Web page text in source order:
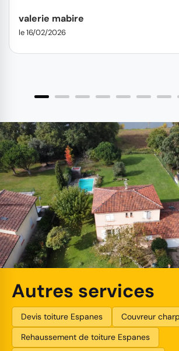
valerie mabire
le 16/02/2026
Autres services
Devis toiture Espanes
Couvreur
Rehaussement de toiture Espanes